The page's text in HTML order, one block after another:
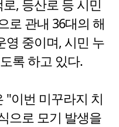
, 등산로 등 시민
로 관내 36대의 해
영 중이며, 시민 누
록 하고 있다.
"이번 미꾸라지 치
으로 모기 발생을